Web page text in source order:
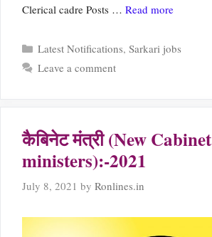
Clerical cadre Posts … Read more
Categories
Latest Notifications, Sarkari jobs
Leave a comment
कैबिनेट मंत्री (New Cabinet
ministers):-2021
July 8, 2021 by Ronlines.in